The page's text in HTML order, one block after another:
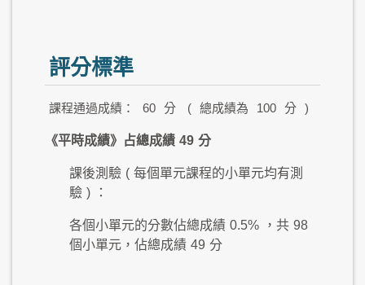
評分標準
課程通過成績： 60 分 ( 總成績為 100 分 )
《平時成績》占總成績 49 分
課後測驗 ( 每個單元課程的小單元均有測
驗 ) ：
各個小單元的分數佔總成績 0.5% ，共 98
個小單元，佔總成績 49 分